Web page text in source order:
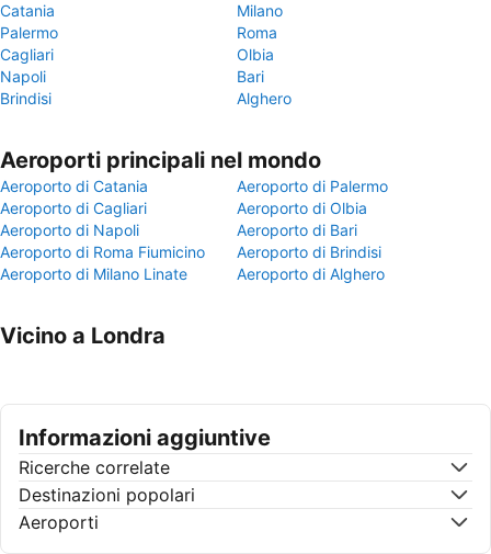
Catania
Milano
Palermo
Roma
Cagliari
Olbia
Napoli
Bari
Brindisi
Alghero
Aeroporti principali nel mondo
Aeroporto di Catania
Aeroporto di Palermo
Aeroporto di Cagliari
Aeroporto di Olbia
Aeroporto di Napoli
Aeroporto di Bari
Aeroporto di Roma Fiumicino
Aeroporto di Brindisi
Aeroporto di Milano Linate
Aeroporto di Alghero
Vicino a Londra
Informazioni aggiuntive
Ricerche correlate
Destinazioni popolari
Aeroporti